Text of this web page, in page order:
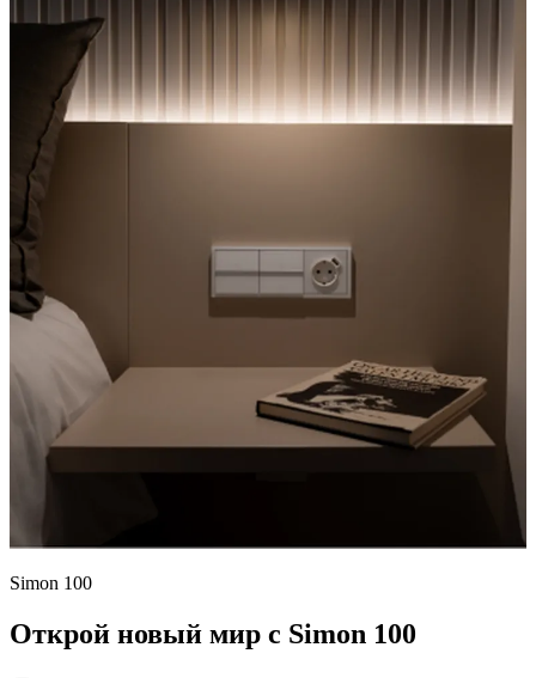
Simon 100
Открой новый мир с Simon 100